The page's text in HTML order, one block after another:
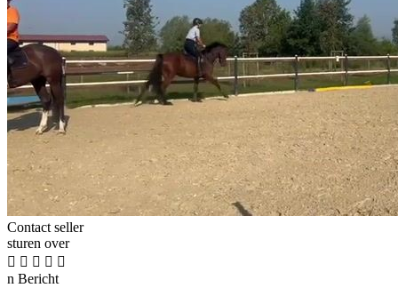
Contact seller
sturen over
    
n Bericht